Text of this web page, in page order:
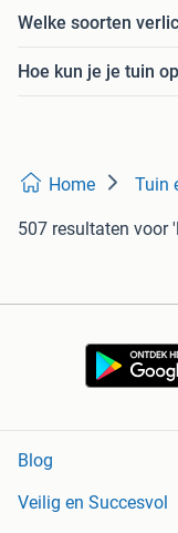
Welke soorten
Hoe kun je je tuin
Home Tuin
507 resultaten voor
Blog
Veilig en Succesvol